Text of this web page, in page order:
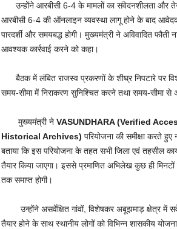
उन्होंने आरबीसी 6-4 के मामलों का संवेदनशीलता और
आरबीसी 6-4 की ऑनलाइन व्यवस्था लागू होने के बाद
पारदर्शी और समयबद्ध होगी। मुख्यमंत्री ने अविवादित
आवश्यक कार्रवाई करने को कहा।
बैठक में लंबित राजस्व प्रकरणों के शीघ्र निपटारे पर विशेष
समय-सीमा में निराकरण सुनिश्चित करने तथा समय-सीमा से
मुख्यमंत्री ने VASUNDHARA (Verified
Historical Archives) परियोजना की समीक्षा करते
बताया कि इस परियोजना के तहत सभी जिला एवं तहसील
तैयार किया जाएगा। इससे प्रमाणित अभिलेख कुछ ही
तक समाप्त होगी।
उन्होंने असर्वेक्षित गांवों, विशेषकर अबूझमाड़ क्षेत्र में
तैयार होने के साथ स्थानीय लोगों को विभिन्न शासकीय